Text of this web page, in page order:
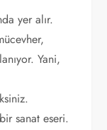
yer alır.
Yani,
sanat eseri.